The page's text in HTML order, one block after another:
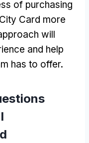
of purchasing
Card more
will
and help
has to offer.